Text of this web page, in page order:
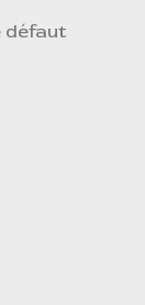
défaut